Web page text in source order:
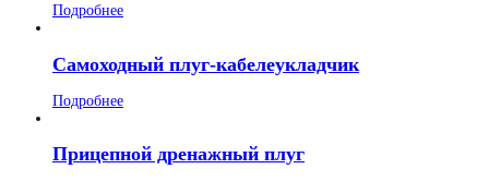
Подробнее
Самоходный плуг-кабелеукладчик
Подробнее
Прицепной дренажный плуг